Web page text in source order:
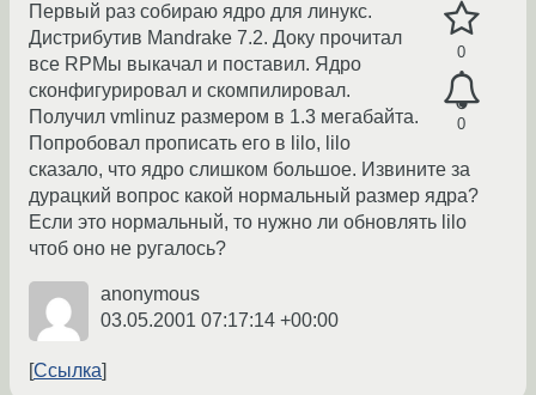
0
0
Первый раз собираю ядро для линукс.
Дистрибутив Mandrake 7.2. Доку прочитал
все RPMы выкачал и поставил. Ядро
сконфигурировал и скомпилировал.
Получил vmlinuz размером в 1.3 мегабайта.
Попробовал прописать его в lilo, lilo
сказало, что ядро слишком большое. Извините за
дурацкий вопрос какой нормальный размер ядра?
Если это нормальный, то нужно ли обновлять lilo
чтоб оно не ругалось?
anonymous
03.05.2001 07:17:14 +00:00
Ссылка